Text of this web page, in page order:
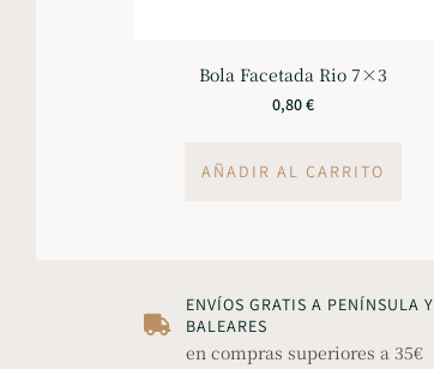
Bola Facetada Rio 7×3
0,80€
AÑADIR AL CARRITO
ENVÍOS GRATIS A PENÍNSULA Y
BALEARES
en compras superiores a 35€